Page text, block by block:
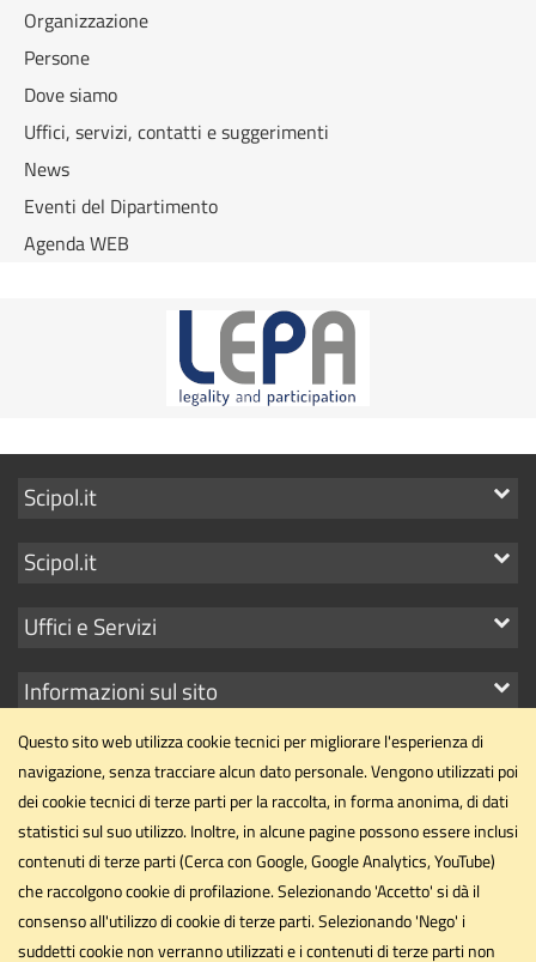
Organizzazione
Persone
Dove siamo
Uffici, servizi, contatti e suggerimenti
News
Eventi del Dipartimento
Agenda WEB
Mostra
link
Scipol.it
Mostra
link
Scipol.it
Mostra
link
Uffici e Servizi
Mostra
link
Informazioni sul sito
Dipartimento di Scienze Politiche
Università degli Studi di Perugia
Via Pascoli, 20 - 06123 - Perugia
Email
dipartimento.scipol@unipg.it
Questo sito web utilizza cookie tecnici per migliorare l'esperienza di
navigazione, senza tracciare alcun dato personale. Vengono utilizzati poi
dei cookie tecnici di terze parti per la raccolta, in forma anonima, di dati
statistici sul suo utilizzo. Inoltre, in alcune pagine possono essere inclusi
contenuti di terze parti (Cerca con Google, Google Analytics, YouTube)
che raccolgono cookie di profilazione. Selezionando 'Accetto' si dà il
consenso all'utilizzo di cookie di terze parti. Selezionando 'Nego' i
suddetti cookie non verranno utilizzati e i contenuti di terze parti non